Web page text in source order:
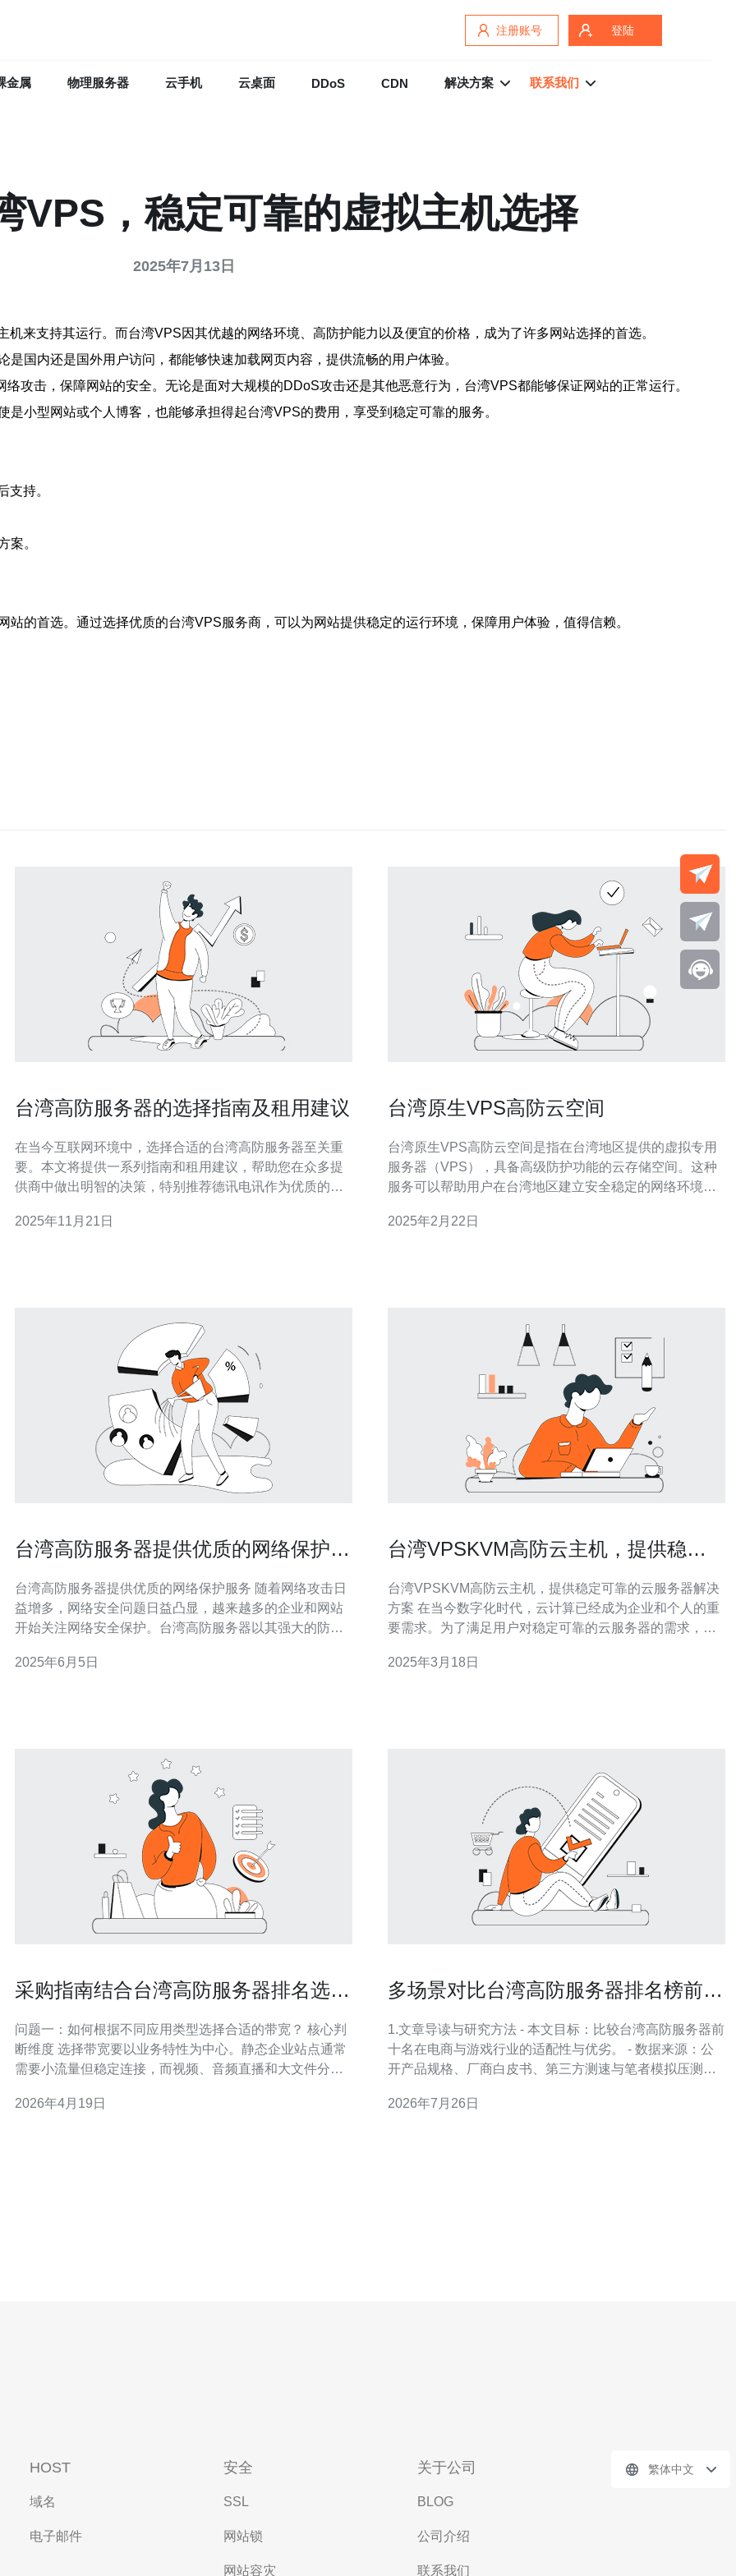
注册账号 登陆
金属 物理服务器 云手机 云桌面 DDoS CDN 解决方案 联系我们
VPS，稳定可靠的虚拟主机选择
2025年7月13日
来支持其运行。而台湾VPS因其优越的网络环境、高防护能力以及便宜的价格，成为了许多网站选择的首选。
国内还是国外用户访问，都能够快速加载网页内容，提供流畅的用户体验。
攻击，保障网站的安全。无论是面对大规模的DDoS攻击还是其他恶意行为，台湾VPS都能够保证网站的正常运行。
小型网站或个人博客，也能够承担得起台湾VPS的费用，享受到稳定可靠的服务。
支持。
案。
的首选。通过选择优质的台湾VPS服务商，可以为网站提供稳定的运行环境，保障用户体验，值得信赖。
台湾高防服务器的选择指南及租用建议
在当今互联网环境中，选择合适的台湾高防服务器至关重
要。本文将提供一系列指南和租用建议，帮助您在众多提
供商中做出明智的决策，特别推荐德讯电讯作为优质的服
的防护特点、性能要求和价格比较都是非常重要的。 高防
2025年11月21日
台湾原生VPS高防云空间
台湾原生VPS高防云空间是指在台湾地区提供的虚拟专用
服务器（VPS），具备高级防护功能的云存储空间。这种
服务可以帮助用户在台湾地区建立安全稳定的网络环境，
云空间有以下几个优势： 地理位置优势： 台湾地区作为亚
2025年2月22日
台湾高防服务器提供优质的网络保护服
台湾高防服务器提供优质的网络保护服务 随着网络攻击日
益增多，网络安全问题日益凸显，越来越多的企业和网站
开始关注网络安全保护。台湾高防服务器以其强大的防护
防服务器拥有强大的DDoS防护能力，能够有效抵御各种
2025年6月5日
台湾VPSKVM高防云主机，提供稳定
台湾VPSKVM高防云主机，提供稳定可靠的云服务器解决
方案 在当今数字化时代，云计算已经成为企业和个人的重
要需求。为了满足用户对稳定可靠的云服务器的需求，台
案。本文将介绍台湾VPSKVM高防云主机的特点和优势。
2025年3月18日
采购指南结合台湾高防服务器排名选择
问题一：如何根据不同应用类型选择合适的带宽？ 核心判
断维度 选择带宽要以业务特性为中心。静态企业站点通常
需要小流量但稳定连接，而视频、音频直播和大文件分发
重低延迟与稳定的上行/下行配比。 估算方法 基于并发用
2026年4月19日
多场景对比台湾高防服务器排名榜前十
1.文章导读与研究方法 - 本文目标：比较台湾高防服务器前
十名在电商与游戏行业的适配性与优劣。 - 数据来源：公
开产品规格、厂商白皮书、第三方测速与笔者模拟压测结
心指标：CPU/内存/带宽、峰值DDoS防护能力
2026年7月26日
HOST
域名
电子邮件
安全
SSL
网站锁
网站容灾
关于公司
BLOG
公司介绍
联系我们
繁体中文